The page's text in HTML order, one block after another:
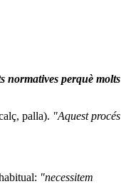
normatives perquè molts
palla). "Aquest procés
"necessitem